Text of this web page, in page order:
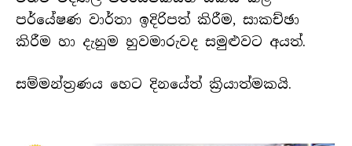
පර්යේෂණ වාර්තා ඉදිරිපත් කිරීම, සාකච්ඡා
කිරීම හා දැනුම හුවමාරුවද සමුළුවට අයත්.
සම්මන්ත්‍රණය හෙට දිනයේත් ක්‍රියාත්මකයි.